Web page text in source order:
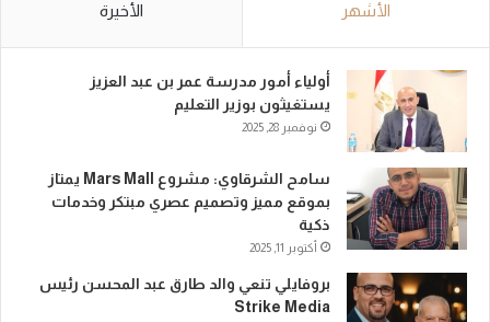
الأشهر الأخيرة
أولياء أمور مدرسة عمر بن عبد العزيز
يستغيثون بوزير التعليم
نوفمبر 28, 2025
سامح الشرقاوي: مشروع Mars Mall يمتاز
بموقع مميز وتصميم عصري مبتكر وخدمات
ذكية
أكتوبر 11, 2025
بروفايلي تنعي والد طارق عبد المحسن رئيس
Strike Media